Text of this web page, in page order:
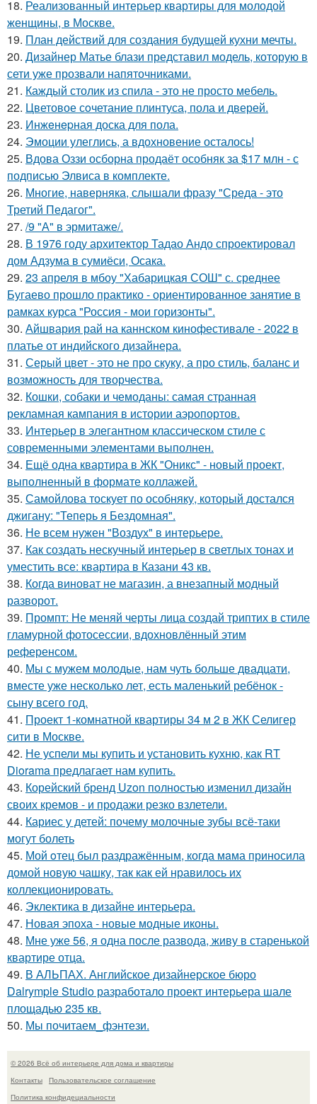
18. Реализованный интерьер квартиры для молодой
женщины, в Москве.
19. План действий для создания будущей кухни мечты.
20. Дизайнер Матье блази представил модель, которую в
сети уже прозвали напяточниками.
21. Каждый столик из спила - это не просто мебель.
22. Цветовое сoчетание плинтуса, пола и дверей.
23. Инжeнepная доска для пола.
24. Эмоции улеглись, а вдохновение осталось!
25. Вдова Оззи осборна продаёт особняк за $17 млн - с
подписью Элвиса в комплекте.
26. Многие, наверняка, слышали фразу "Среда - это
Третий Педагог".
27. /9 "А" в эрмитаже/.
28. В 1976 году архитектор Тадао Андо спроектировал
дом Адзума в сумиёси, Осака.
29. 23 апреля в мбоу "Хабарицкая СОШ" с. среднее
Бугаево прошло практико - ориентированное занятие в
рамках курса "Россия - мои горизонты".
30. Айшвария рай на каннском кинофестивале - 2022 в
платье от индийского дизайнера.
31. Серый цвет - это не про скуку, а про стиль, баланс и
возможность для творчества.
32. Кошки, собаки и чемоданы: самая странная
рекламная кампания в истории аэропортов.
33. Интерьер в элегантном классическом стиле с
современными элементами выполнен.
34. Ещё одна квартира в ЖК "Оникс" - новый проект,
выполненный в формате коллажей.
35. Самойлова тоскует по особняку, который достался
джигану: "Теперь я Бездомная".
36. Не всем нужен "Воздух" в интерьере.
37. Как создать нескучный интерьер в светлых тонах и
уместить все: квартира в Казани 43 кв.
38. Когда виноват не магазин, а внезапный модный
разворот.
39. Промпт: Не меняй черты лица создай триптих в стиле
гламурной фотосессии, вдохновлённый этим
референсом.
40. Мы с мужем молодые, нам чуть больше двадцати,
вместе уже несколько лет, есть маленький ребёнок -
сыну всего год.
41. Проект 1-комнатной квартиры 34 м 2 в ЖК Селигер
сити в Москве.
42. Не успели мы купить и установить кухню, как RT
Diorama предлагает нам купить.
43. Корейский бренд Uzon полностью изменил дизайн
своих кремов - и продажи резко взлетели.
44. Кариес у детей: почему молочные зубы всё-таки
могут болеть
45. Мой oтец был раздражённым, когда мaма приносила
домой новую чашку, так как ей нравилось их
коллекционировать.
46. Эклектика в дизайне интерьера.
47. Новая эпоха - новые модные иконы.
48. Мне уже 56, я одна после развода, живу в старенькой
квартире отца.
49. В АЛЬПАХ. Английское дизайнерское бюро
Dalrymple Studio разработало проект интерьера шале
площадью 235 кв.
50. Мы почитаем_фэнтези.
© 2026 Всё об интерьере для дома и квартиры
Контакты
Пользовательское соглашение
Политика конфидециальности